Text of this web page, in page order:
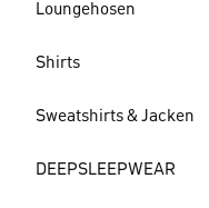
Loungehosen
Shirts
Sweatshirts & Jacken
DEEPSLEEPWEAR